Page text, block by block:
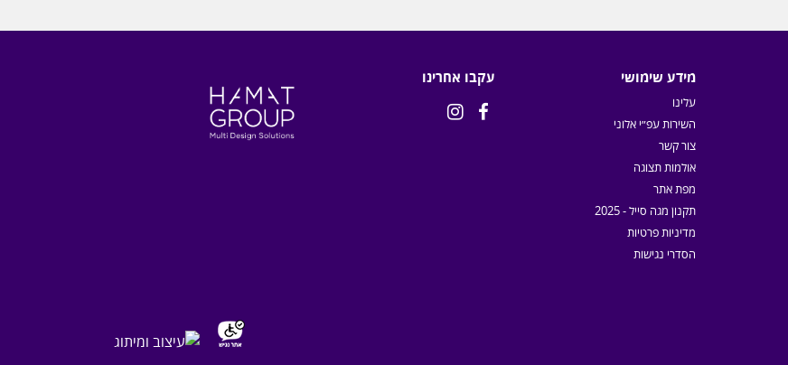
מידע שימושי
עלינו
השירות עפ״י אלוני
צור קשר
אולמות תצוגה
מפת אתר
תקנון מגה סייל - 2025
מדיניות פרטיות
הסדרי נגישות
עקבו אחרינו

